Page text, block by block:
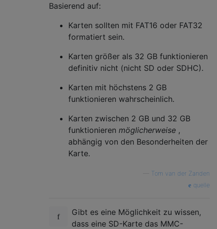
Basierend auf:
Karten sollten mit FAT16 oder FAT32
formatiert sein.
Karten größer als 32 GB funktionieren
definitiv nicht (nicht SD oder SDHC).
Karten mit höchstens 2 GB
funktionieren wahrscheinlich.
Karten zwischen 2 GB und 32 GB
funktionieren möglicherweise ,
abhängig von den Besonderheiten der
Karte.
Tom van der Zanden
quelle
Gibt es eine Möglichkeit zu wissen,
dass eine SD-Karte das MMC-